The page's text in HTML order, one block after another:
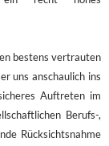
bestens vertrauten
uns anschaulich ins
Auftreten im
Berufs-,
Rücksichtsnahme